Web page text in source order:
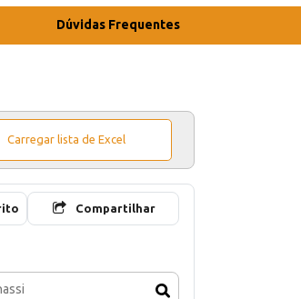
Dúvidas Frequentes
Carregar lista de Excel
Compartilhar